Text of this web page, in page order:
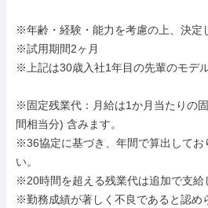
※年齢・経験・能力を考慮の上、決定
※試用期間2ヶ月
※上記は30歳入社1年目の先輩のモデル
※固定残業代：月給は1か月当たりの
間相当分) 含みます。
※36協定に基づき、年間で算出してお
い。
※20時間を超える残業代は追加で支給
※勤務成績が著しく不良であると認め